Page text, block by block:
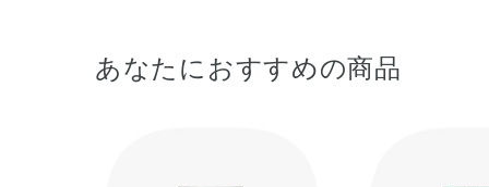
あなたにおすすめの商品